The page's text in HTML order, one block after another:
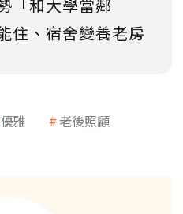
「和大學當鄰
住、宿舍變養老房
優雅
老後照顧